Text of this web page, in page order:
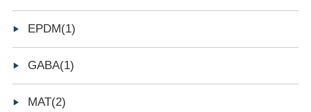
EPDM(1)
GABA(1)
MAT(2)